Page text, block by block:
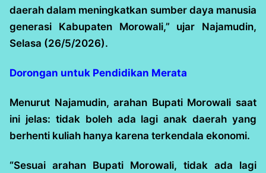
daerah dalam meningkatkan sumber daya manusia
generasi Kabupaten Morowali,” ujar Najamudin,
Selasa (26/5/2026).
Dorongan untuk Pendidikan Merata
Menurut Najamudin, arahan Bupati Morowali saat
ini jelas: tidak boleh ada lagi anak daerah yang
berhenti kuliah hanya karena terkendala ekonomi.
“Sesuai arahan Bupati Morowali, tidak ada lagi